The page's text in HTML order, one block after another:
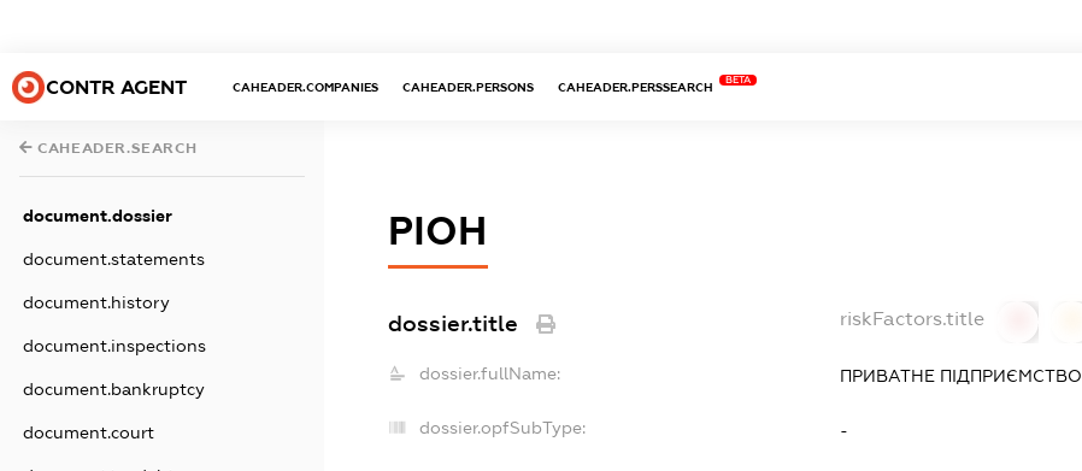
CONTR AGENT CAHEADER.COMPANIES CAHEADER.PERSONS CAHEADER.PERSSEARCH
BETA
CAHEADER.SEARCH
document.dossier
document.statements
document.history
document.inspections
document.bankruptcy
document.court
РІОН
dossier.title riskFactors.title
dossier.fullName: ПРИВАТНЕ ПІДПРИЄМСТВО
dossier.opfSubType: -